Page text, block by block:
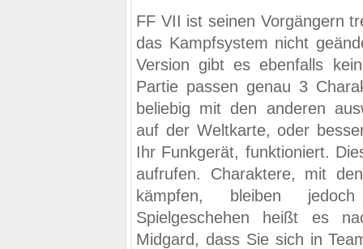
FF VII ist seinen Vorgängern
das Kampfsystem nicht
Version gibt es ebenfalls
Partie passen genau 3
beliebig mit den anderen
auf der Weltkarte, oder
Ihr Funkgerät, funktioniert.
aufrufen. Charaktere, mit
kämpfen, bleiben
Spielgeschehen heißt es
Midgard, dass Sie sich in